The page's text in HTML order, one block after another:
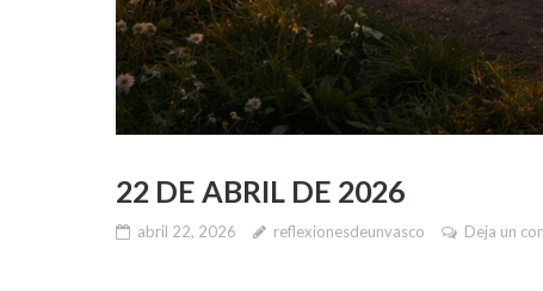
22 DE ABRIL DE 2026
abril 22, 2026 reflexionesdeunvasco Deja un